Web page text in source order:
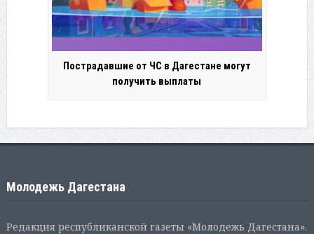
Пострадавшие от ЧС в Дагестане могут
получить выплаты
Молодежь Дагестана
Редакция республиканской газеты «Молодежь Дагестана».